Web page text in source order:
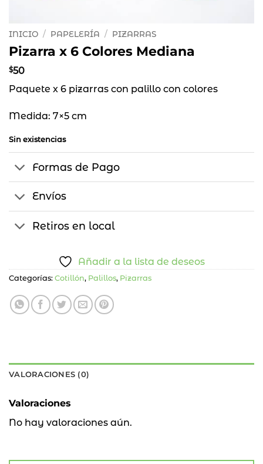
INICIO / PAPELERÍA / PIZARRAS
Pizarra x 6 Colores Mediana
$50
Paquete x 6 pizarras con palillo con colores
Medida: 7×5 cm
Sin existencias
Formas de Pago
Envíos
Retiros en local
Añadir a la lista de deseos
Categorías: Cotillón, Palillos, Pizarras
VALORACIONES (0)
Valoraciones
No hay valoraciones aún.